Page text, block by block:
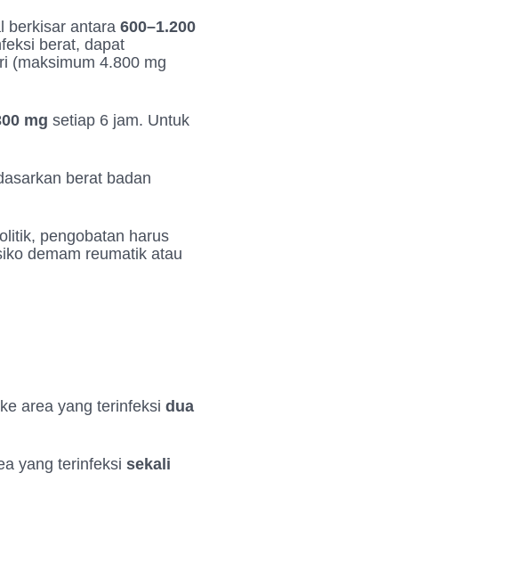
berkisar antara 600–1.200
berat, dapat
(maksimum 4.800 mg
mg setiap 6 jam. Untuk
berat badan
pengobatan harus
demam reumatik atau
area yang terinfeksi dua
yang terinfeksi sekali